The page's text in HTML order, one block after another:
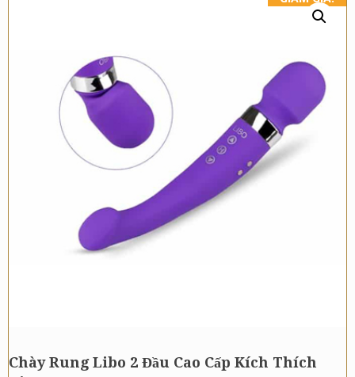
Chày Rung Libo 2 Đầu Cao Cấp Kích Thích